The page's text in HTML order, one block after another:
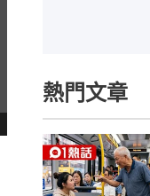
熱門文章